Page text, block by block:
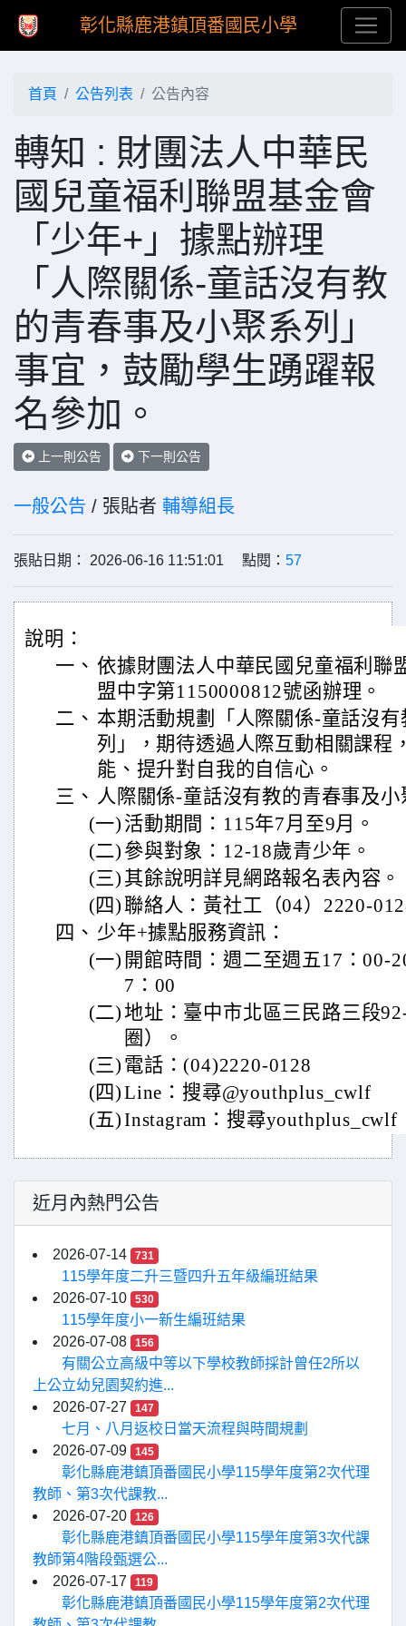
彰化縣鹿港鎮頂番國民小學
首頁 公告列表 公告內容
轉知 : 財團法人中華民
國兒童福利聯盟基金會
「少年+」據點辦理
「人際關係-童話沒有教
的青春事及小聚系列」
事宜，鼓勵學生踴躍報
名參加。
上一則公告 下一則公告
一般公告 / 張貼者 輔導組長
張貼日期： 2026-06-16 11:51:01 點閱： 57
說明：
一、 依據財團法人中華民國兒童福利聯
盟中字第1150000812號函辦理。
二、 本期活動規劃「人際關係-童話沒
列」，期待透過人際互動相關課程
能、提升對自我的自信心。
三、 人際關係-童話沒有教的青春事及
(一) 活動期間：115年7月至9月。
(二) 參與對象：12-18歲青少年。
(三) 其餘說明詳見網路報名表內容。
(四) 聯絡人：黃社工（04）2220-
四、 少年+據點服務資訊：
(一) 開館時間：週二至週五17：00-
7：00
(二)地址：臺中市北區三民路三段
圈）。
(三) 電話：(04)2220-0128
(四)Line：搜尋@youthplus_cwlf
(五)Instagram：搜尋youthplus_cwlf
近月內熱門公告
2026-07-14 731
115學年度二升三暨四升五年級編班結果
2026-07-10
530
115學年度小一新生編班結果
2026-07-08
156
有關公立高級中等以下學校教師採計曾任2所以
上公立幼兒園契約進...
2026-07-27
147
七月、八月返校日當天流程與時間規劃
2026-07-09
145
彰化縣鹿港鎮頂番國民小學115學年度第2次代理
教師、第3次代課教...
2026-07-20
126
彰化縣鹿港鎮頂番國民小學115學年度第3次代課
教師第4階段甄選公...
2026-07-17
119
彰化縣鹿港鎮頂番國民小學115學年度第2次代理